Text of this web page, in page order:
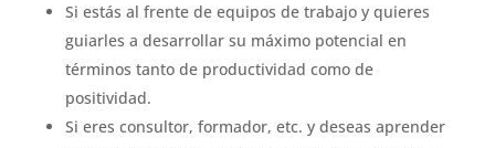
Si estás al frente de equipos de trabajo y quieres
guiarles a desarrollar su máximo potencial en
términos tanto de productividad como de
positividad.
Si eres consultor, formador, etc. y deseas aprender